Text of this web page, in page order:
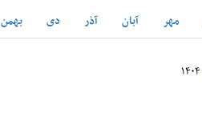
مهر آبان آذر دی بهمن